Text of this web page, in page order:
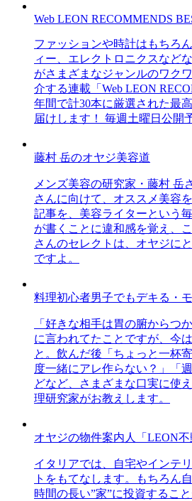
Web LEON RECOMMENDS
ファッションや時計はもちろ
ィー、エレクトロニクスなど
がさまざまなジャンルのワク
介する連載「Web LEON
年間で計30本に厳選された最
届けします！ 毎週土曜日公開
藤村 岳のオヤジ美容道
メンズ美容の研究家・藤村 岳
さんに向けて、オススメ美容
記事を、美容ライターという
が書くことに違和感を覚え、
さんのセレクトは、オヤジに
ですよ。
料理初心者男子でもデキる・
「好きな相手は胃の腑からつ
に言われてたことですが、今
と。飲んだ後「ちょっと一杯
度一緒にアレ作らない？」「
どなど、さまざまな口実に使
理研究家がお教えします。
オヤジの物件案内人「LEON不
イタリアでは、自宅やインテ
トをもてなします。もちろん
時間の長い”家”に投資するこ